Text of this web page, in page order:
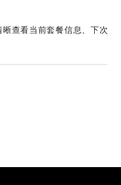
晰查看当前套餐信息、下次